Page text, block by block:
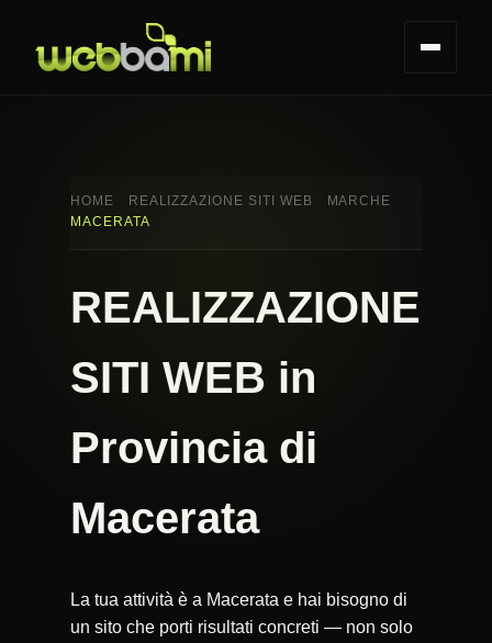
HOME REALIZZAZIONE SITI WEB
MARCHE
MACERATA
REALIZZAZIONE
SITI WEB in
Provincia di
Macerata
La tua attività è a Macerata e hai bisogno di
un sito che porti risultati concreti — non solo